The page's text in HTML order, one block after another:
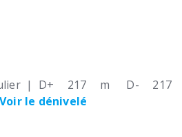
| D+ 217 m
D- 217
Voir le dénivelé